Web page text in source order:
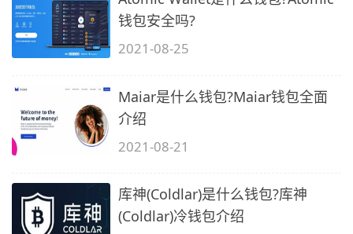
钱包安全吗?
2021-08-25
Maiar是什么钱包?Maiar钱包全面
介绍
2021-08-21
库神(Coldlar)是什么钱包?库神
(Coldlar)冷钱包介绍